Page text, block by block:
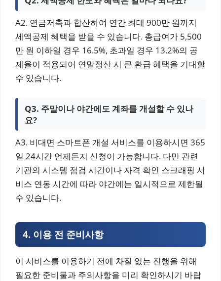
A2. 연금저축과 합산하여 연간 최대 900만 원까지
세액공제 혜택을 받을 수 있습니다. 총급여가 5,500
만 원 이하일 경우 16.5%, 초과일 경우 13.2%의 공
제율이 적용되어 연말정산 시 큰 환급 혜택을 기대할
수 있습니다.
Q3. 주말이나 야간에도 계좌를 개설할 수 있나
요?
A3. 비대면 스마트폰 개설 서비스를 이용하시면 365
일 24시간 언제든지 신청이 가능합니다. 다만 관련
기관의 시스템 점검 시간이나 자격 확인 스크래핑 서
비스 연동 시간에 따라 야간에는 일시적으로 제한될
수 있습니다.
4. 이용 전 준비사항
이 서비스를 이용하기 전에 차질 없는 진행을 위해
필요한 준비물과 주의사항을 미리 확인하시기 바랍